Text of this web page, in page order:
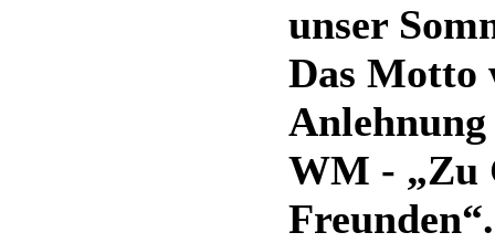
unser
Das Motto
WM - „Zu